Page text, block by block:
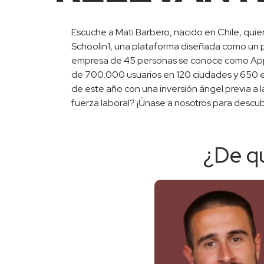
Escuche a Mati Barbero, nacido en Chile,
Schoolin1, una plataforma diseñada como
empresa de 45 personas se conoce como
de 700.000 usuarios en 120 ciudades y 650
de este año con una inversión ángel previa
fuerza laboral? ¡Únase a nosotros para
¿De